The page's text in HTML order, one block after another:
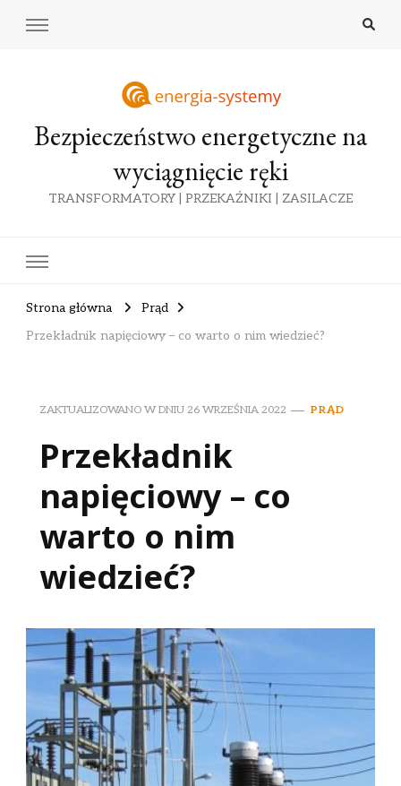
Bezpieczeństwo energetyczne na
wyciągnięcie ręki
TRANSFORMATORY | PRZEKAŹNIKI | ZASILACZE
Strona główna
Prąd
Przekładnik napięciowy – co warto o nim wiedzieć?
ZAKTUALIZOWANO W DNIU 26 WRZEŚNIA 2022 PRĄD
Przekładnik
napięciowy – co
warto o nim
wiedzieć?